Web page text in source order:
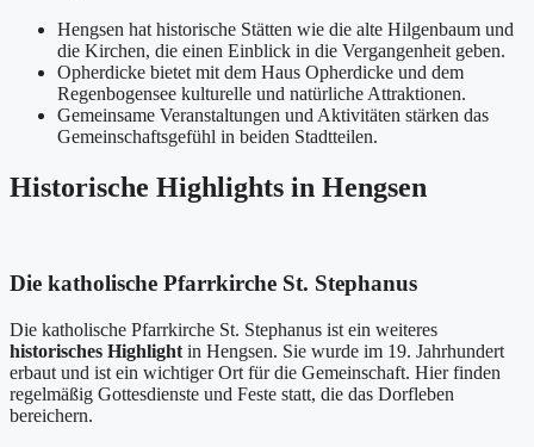
Hengsen hat historische Stätten wie die alte Hilgenbaum und
die Kirchen, die einen Einblick in die Vergangenheit geben.
Opherdicke bietet mit dem Haus Opherdicke und dem
Regenbogensee kulturelle und natürliche Attraktionen.
Gemeinsame Veranstaltungen und Aktivitäten stärken das
Gemeinschaftsgefühl in beiden Stadtteilen.
Historische Highlights in Hengsen
Die katholische Pfarrkirche St. Stephanus
Die katholische Pfarrkirche St. Stephanus ist ein weiteres
historisches Highlight in Hengsen. Sie wurde im 19. Jahrhundert
erbaut und ist ein wichtiger Ort für die Gemeinschaft. Hier finden
regelmäßig Gottesdienste und Feste statt, die das Dorfleben
bereichern.